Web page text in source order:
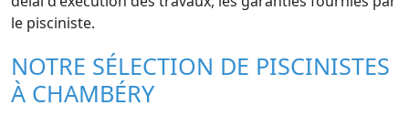
le pisciniste.
NOTRE SÉLECTION DE PISCINISTES
À CHAMBÉRY